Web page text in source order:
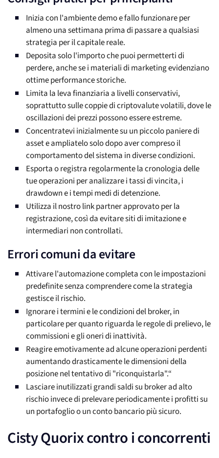
Inizia con l'ambiente demo e fallo funzionare per
almeno una settimana prima di passare a qualsiasi
strategia per il capitale reale.
Deposita solo l'importo che puoi permetterti di
perdere, anche se i materiali di marketing evidenziano
ottime performance storiche.
Limita la leva finanziaria a livelli conservativi,
soprattutto sulle coppie di criptovalute volatili, dove le
oscillazioni dei prezzi possono essere estreme.
Concentratevi inizialmente su un piccolo paniere di
asset e ampliatelo solo dopo aver compreso il
comportamento del sistema in diverse condizioni.
Esporta o registra regolarmente la cronologia delle
tue operazioni per analizzare i tassi di vincita, i
drawdown e i tempi medi di detenzione.
Utilizza il nostro link partner approvato per la
registrazione, così da evitare siti di imitazione e
intermediari non controllati.
Errori comuni da evitare
Attivare l'automazione completa con le impostazioni
predefinite senza comprendere come la strategia
gestisce il rischio.
Ignorare i termini e le condizioni del broker, in
particolare per quanto riguarda le regole di prelievo, le
commissioni e gli oneri di inattività.
Reagire emotivamente ad alcune operazioni perdenti
aumentando drasticamente le dimensioni della
posizione nel tentativo di "riconquistarla".“
Lasciare inutilizzati grandi saldi su broker ad alto
rischio invece di prelevare periodicamente i profitti su
un portafoglio o un conto bancario più sicuro.
Cisty Quorix contro i concorrenti